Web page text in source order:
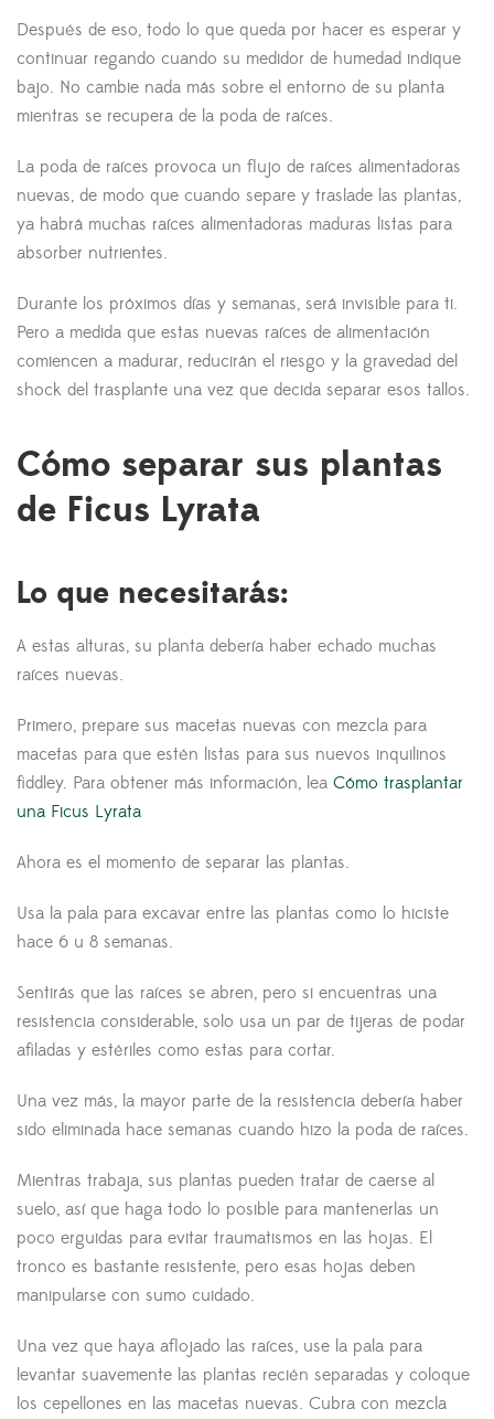
Después de eso, todo lo que queda por hacer es esperar y
continuar regando cuando su medidor de humedad indique
bajo. No cambie nada más sobre el entorno de su planta
mientras se recupera de la poda de raíces.
La poda de raíces provoca un flujo de raíces alimentadoras
nuevas, de modo que cuando separe y traslade las plantas,
ya habrá muchas raíces alimentadoras maduras listas para
absorber nutrientes.
Durante los próximos días y semanas, será invisible para ti.
Pero a medida que estas nuevas raíces de alimentación
comiencen a madurar, reducirán el riesgo y la gravedad del
shock del trasplante una vez que decida separar esos tallos.
Cómo separar sus plantas
de Ficus Lyrata
Lo que necesitarás:
A estas alturas, su planta debería haber echado muchas
raíces nuevas.
Primero, prepare sus macetas nuevas con mezcla para
macetas para que estén listas para sus nuevos inquilinos
fiddley. Para obtener más información, lea Cómo trasplantar
una Ficus Lyrata
Ahora es el momento de separar las plantas.
Usa la pala para excavar entre las plantas como lo hiciste
hace 6 u 8 semanas.
Sentirás que las raíces se abren, pero si encuentras una
resistencia considerable, solo usa un par de tijeras de podar
afiladas y estériles como estas para cortar.
Una vez más, la mayor parte de la resistencia debería haber
sido eliminada hace semanas cuando hizo la poda de raíces.
Mientras trabaja, sus plantas pueden tratar de caerse al
suelo, así que haga todo lo posible para mantenerlas un
poco erguidas para evitar traumatismos en las hojas. El
tronco es bastante resistente, pero esas hojas deben
manipularse con sumo cuidado.
Una vez que haya aflojado las raíces, use la pala para
levantar suavemente las plantas recién separadas y coloque
los cepellones en las macetas nuevas. Cubra con mezcla